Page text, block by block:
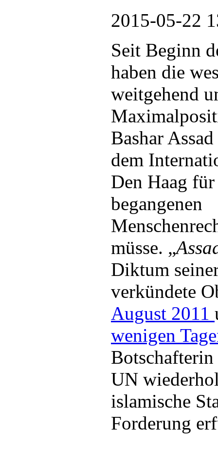
2015-05-22
Seit Beginn
haben die
weitgehend
Bashar
dem
Den Haag
begangenen
müsse. „
Diktum
verkündete
August 2011
wenigen
Botschafterin
UN
islamische
Forderung